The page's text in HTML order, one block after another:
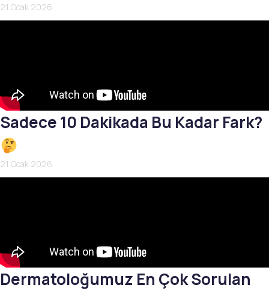
21 Ocak 2026
Sadece 10 Dakikada Bu Kadar Fark?
21 Ocak 2026
Dermatoloğumuz En Çok Sorulan